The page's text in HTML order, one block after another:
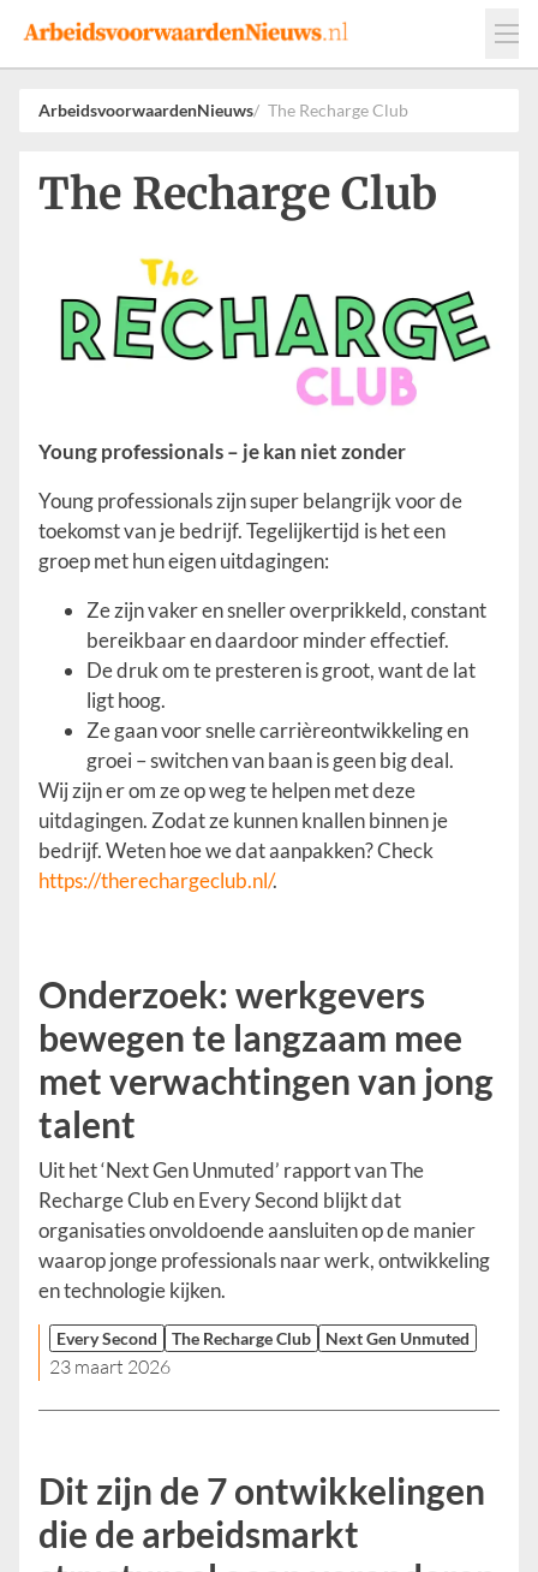
Events
Adverteren
Leveranciers
Contact
ArbeidsvoorwaardenNieuws The Recharge Club
The Recharge Club
Young professionals – je kan niet zonder
Young professionals zijn super belangrijk voor de
toekomst van je bedrijf. Tegelijkertijd is het een
groep met hun eigen uitdagingen:
Ze zijn vaker en sneller overprikkeld, constant
bereikbaar en daardoor minder effectief.
De druk om te presteren is groot, want de lat
ligt hoog.
Ze gaan voor snelle carrièreontwikkeling en
groei – switchen van baan is geen big deal.
Wij zijn er om ze op weg te helpen met deze
uitdagingen. Zodat ze kunnen knallen binnen je
bedrijf. Weten hoe we dat aanpakken? Check
https://therechargeclub.nl/.
Onderzoek: werkgevers
bewegen te langzaam mee
met verwachtingen van jong
talent
Uit het ‘Next Gen Unmuted’ rapport van The
Recharge Club en Every Second blijkt dat
organisaties onvoldoende aansluiten op de manier
waarop jonge professionals naar werk, ontwikkeling
en technologie kijken.
Every Second The Recharge Club Next Gen Unmuted
23 maart 2026
Dit zijn de 7 ontwikkelingen
die de arbeidsmarkt